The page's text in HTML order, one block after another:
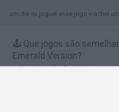
um dia eu joguei esse jogo e achei
🕹️ Que jogos são
Emerald Version?
Pokémon FireRed Version